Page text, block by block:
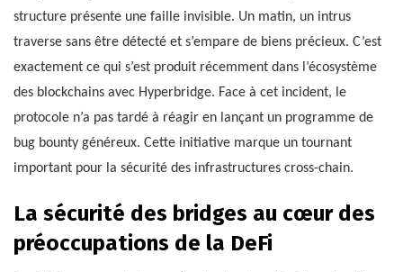
structure présente une faille invisible. Un matin, un intrus
traverse sans être détecté et s’empare de biens précieux. C’est
exactement ce qui s’est produit récemment dans l’écosystème
des blockchains avec Hyperbridge. Face à cet incident, le
protocole n’a pas tardé à réagir en lançant un programme de
bug bounty généreux. Cette initiative marque un tournant
important pour la sécurité des infrastructures cross-chain.
La sécurité des bridges au cœur des
préoccupations de la DeFi